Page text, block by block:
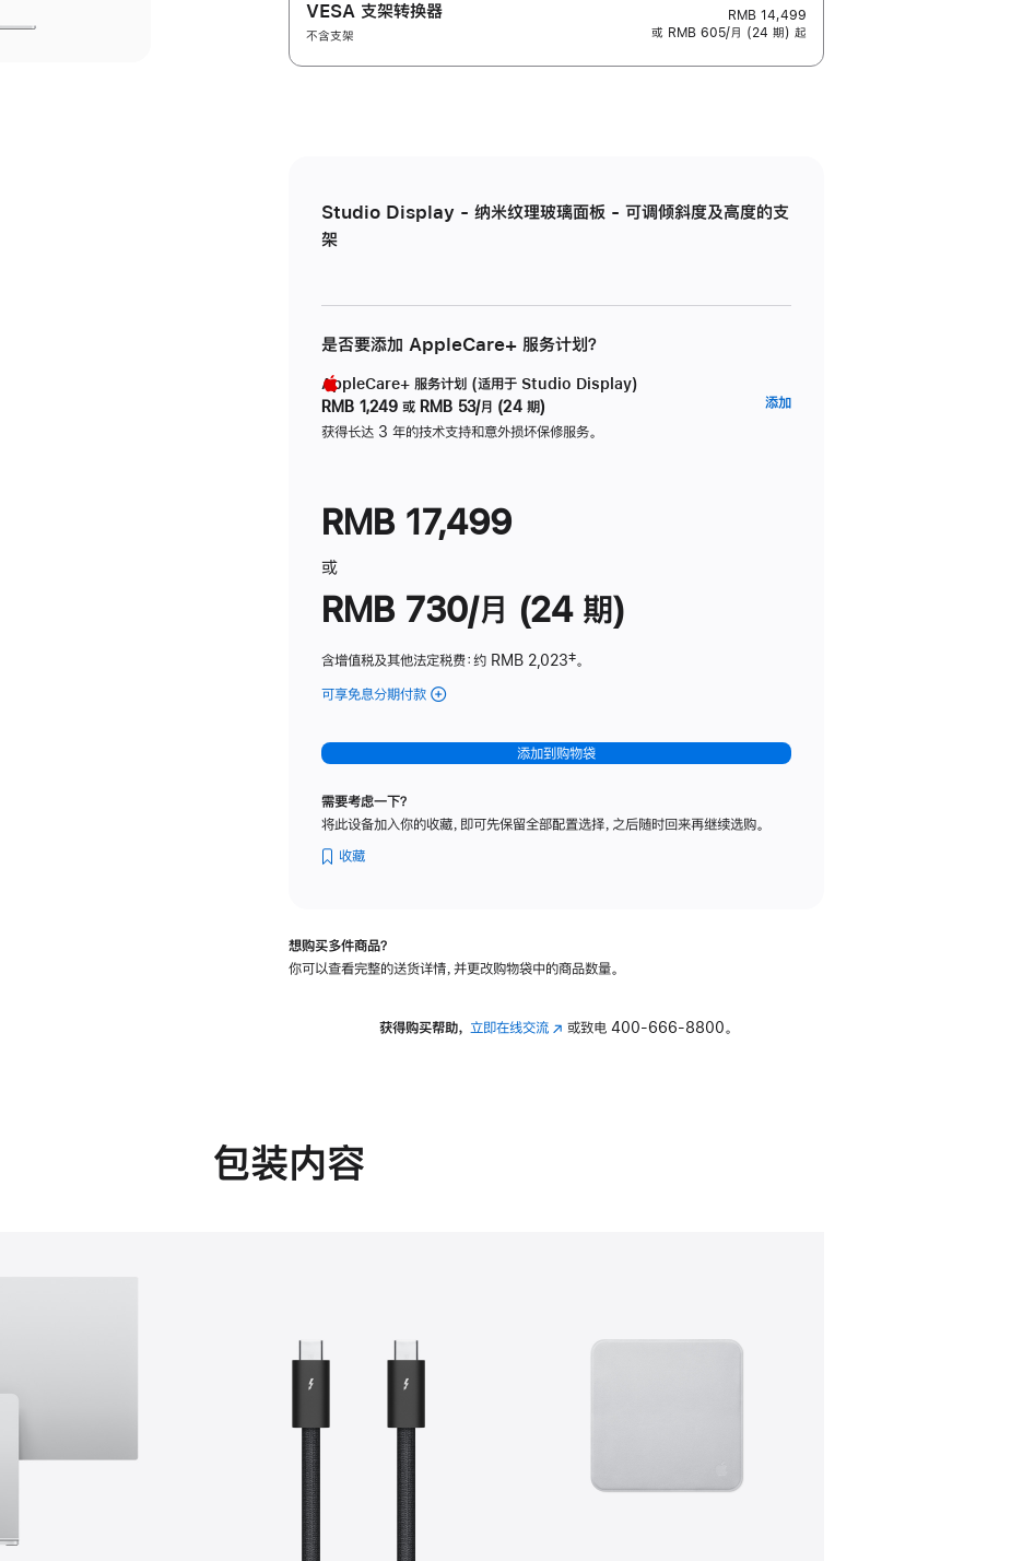
VESA 支架转换器
不含支架
RMB 14,499
或 RMB 605/月 (24 期) 起
Studio Display - 纳米纹理玻璃面板 - 可调倾斜度及高度的支
架
是否要添加 AppleCare+ 服务计划？
AppleCare+ 服务计划 (适用于 Studio Display)
RMB 1,249 或 RMB 53/月 (24 期)
获得长达 3 年的技术支持和意外损坏保修服务。
添加
RMB 17,499
或
RMB 730/月 (24 期)
含增值税及其他法定税费：约 RMB 2,023脚
‡。
可享免息分期付款 (Studio
-
纳
理
可
斜
添加到购物袋
需要考虑一下？
将此设备加入你的收藏，即可先保留全部配置选择，之后随时回来再继续选购。
收藏
想购买多件商品？
你可以查看完整的送货详情，并更改购物袋中的商品数量。
获得购买帮助， 立即在线交流(在 或致电400-666-8800。
包装内容